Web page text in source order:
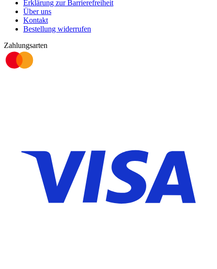
Erklärung zur Barrierefreiheit
Über uns
Kontakt
Bestellung widerrufen
Zahlungsarten